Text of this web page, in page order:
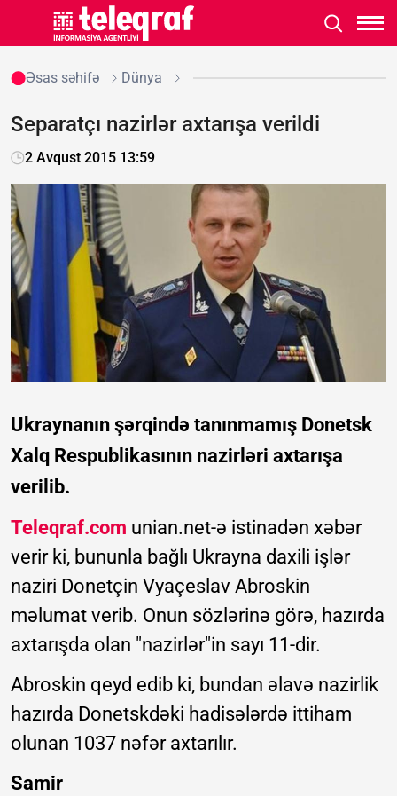
Əsas səhifə Dünya
Separatçı nazirlər axtarışa verildi
2 Avqust 2015 13:59
Ukraynanın şərqində tanınmamış Donetsk
Xalq Respublikasının nazirləri axtarışa
verilib.
Teleqraf.com unian.net-ə istinadən xəbər
verir ki, bununla bağlı Ukrayna daxili işlər
naziri Donetçin Vyaçeslav Abroskin
məlumat verib. Onun sözlərinə görə, hazırda
axtarışda olan "nazirlər"in sayı 11-dir.
Abroskin qeyd edib ki, bundan əlavə nazirlik
hazırda Donetskdəki hadisələrdə ittiham
olunan 1037 nəfər axtarılır.
Samir